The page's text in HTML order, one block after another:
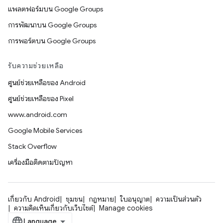
แพลตฟอร์มบน Google Groups
การพัฒนาบน Google Groups
การพอร์ตบน Google Groups
รับความช่วยเหลือ
ศูนย์ช่วยเหลือของ Android
ศูนย์ช่วยเหลือของ Pixel
www.android.com
Google Mobile Services
Stack Overflow
เครื่องมือติดตามปัญหา
เกี่ยวกับ Android ชุมชน กฎหมาย ใบอนุญาต
ความเป็นส่วนตัว
ความคิดเห็นเกี่ยวกับเว็บไซต์
Manage cookies